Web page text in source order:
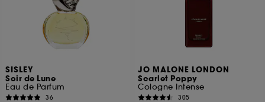
SISLEY
Soir de Lune
Eau de Parfum
36
JO MALONE LONDON
Scarlet Poppy
Cologne Intense
305